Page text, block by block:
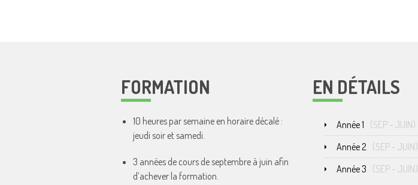
FORMATION
10 heures par semaine en horaire décalé :
jeudi soir et samedi.
3 années de cours de septembre à juin afin
d’achever la formation.
EN DÉTAILS
Année 1 (SEP - JUIN)
Année 2 (SEP - JUIN)
Année 3 (SEP - JUIN)